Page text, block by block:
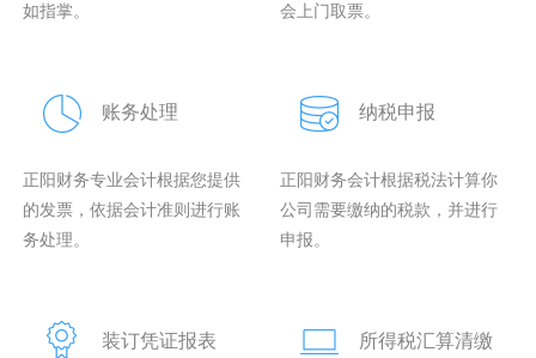
如指掌。
会上门取票。
账务处理
正阳财务专业会计根据您提供
的发票，依据会计准则进行账
务处理。
纳税申报
正阳财务会计根据税法计算你
公司需要缴纳的税款，并进行
申报。
装订凭证报表 所得税汇算清缴